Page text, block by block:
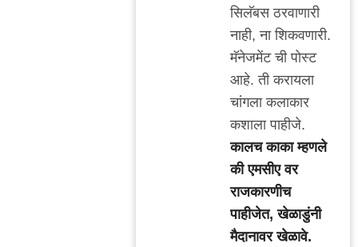
सिलॅबस ठरवाणारी
नाही, ना शिकवणारी.
मॅनेजमेंट ची पोस्ट
आहे. ती करायला
चांगला कलाकार
कशाला पाहीजे.
कालच काका म्हणले
की एमसीए वर
राजकारणीच
पाहीजेत, खेळाडुंनी
मैदानावर खेळावे.